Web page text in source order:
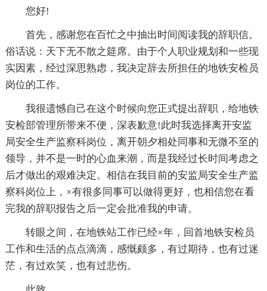
您好!
首先，感谢您在百忙之中抽出时间阅读我的辞职信。
俗话说：天下无不散之筵席。由于个人职业规划和一些现
实因素，经过深思熟虑，我决定辞去所担任的地铁安检员
岗位的工作。
我很遗憾自己在这个时候向您正式提出辞职，给地铁
安检部管理所带来不便，深表歉意!此时我选择离开安监
局安全生产监察科岗位，离开朝夕相处同事和无微不至的
领导，并不是一时的心血来潮，而是我经过长时间考虑之
后才做出的艰难决定。相信在我目前的安监局安全生产监
察科岗位上，×有很多同事可以做得更好，也相信您在看
完我的辞职报告之后一定会批准我的申请。
转眼之间，在地铁站工作已经×年，回首地铁安检员
工作和生活的点点滴滴，感慨颇多，有过期待，也有过迷
茫，有过欢笑，也有过悲伤。